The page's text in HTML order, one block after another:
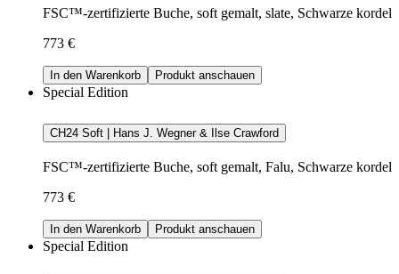
FSC™-zertifizierte Buche, soft gemalt, slate, Schwarze kordel
773 €
In den Warenkorb Produkt anschauen
Special Edition
CH24 Soft | Hans J. Wegner & Ilse Crawford
FSC™-zertifizierte Buche, soft gemalt, Falu, Schwarze kordel
773 €
In den Warenkorb Produkt anschauen
Special Edition